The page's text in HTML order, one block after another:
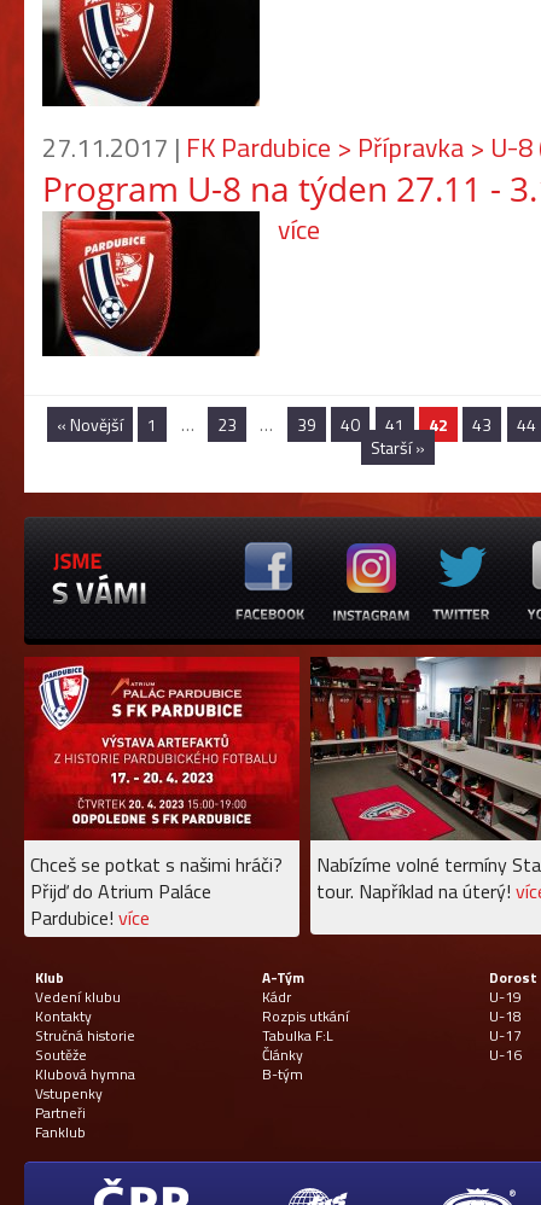
27.11.2017 | FK Pardubice > Přípravka > U-
Program U-8 na týden 27.11 -
více
« Novější 1 … 23 … 39 40 41 42 43
44
Starší »
Chceš se potkat s našimi hráči?
Přijď do Atrium Paláce
Pardubice! více
Nabízíme volné termíny
tour. Například na úterý!
Klub
Vedení klubu
Kontakty
Stručná historie
Soutěže
Klubová hymna
Vstupenky
Partneři
Fanklub
A-Tým
Kádr
Rozpis utkání
Tabulka F:L
Články
B-tým
Dorost
U-19
U-18
U-17
U-16